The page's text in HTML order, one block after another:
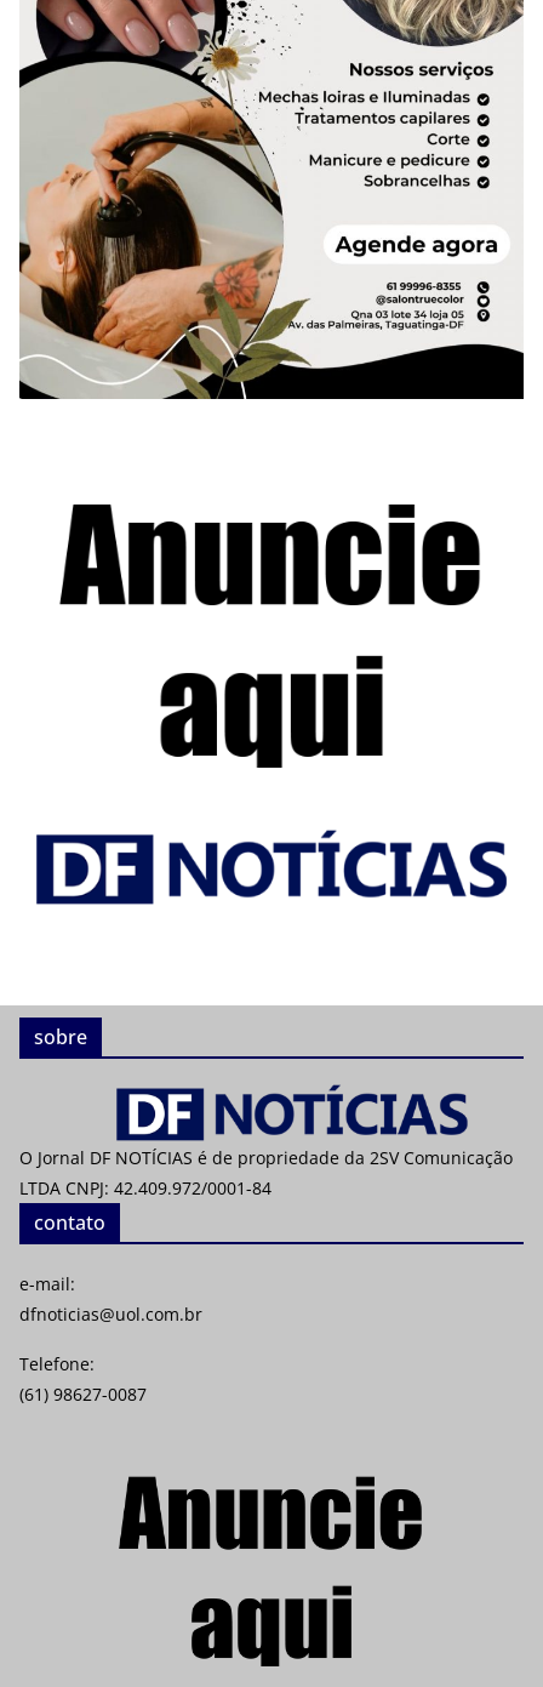
sobre
O Jornal DF NOTÍCIAS é de propriedade da 2SV Comunicação
LTDA CNPJ: 42.409.972/0001-84
contato
e-mail:
dfnoticias@uol.com.br
Telefone:
(61) 98627-0087